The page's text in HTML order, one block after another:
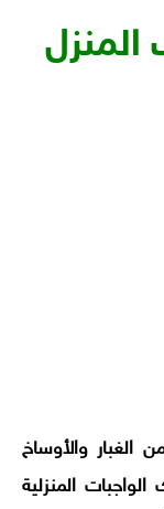
والأوساخ
المنزلية